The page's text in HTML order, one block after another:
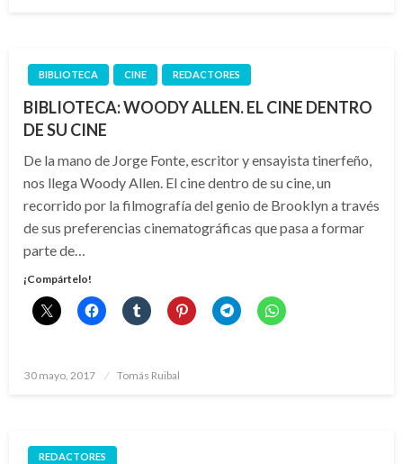
BIBLIOTECA CINE REDACTORES
BIBLIOTECA: WOODY ALLEN. EL CINE DENTRO
DE SU CINE
De la mano de Jorge Fonte, escritor y ensayista tinerfeño,
nos llega Woody Allen. El cine dentro de su cine, un
recorrido por la filmografía del genio de Brooklyn a través
de sus preferencias cinematográficas que pasa a formar
parte de…
¡Compártelo!
Publicado
30 mayo, 2017 Tomás Ruibal
REDACTORES